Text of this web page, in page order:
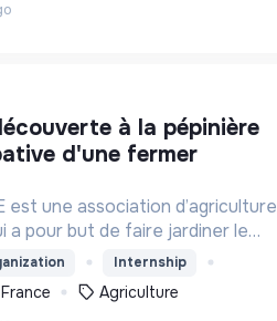
d'une fermer
est une association d’agriculture
a pour but de faire jardiner le
possible 2h par semaine de
du vivant.
Internship
Agriculture